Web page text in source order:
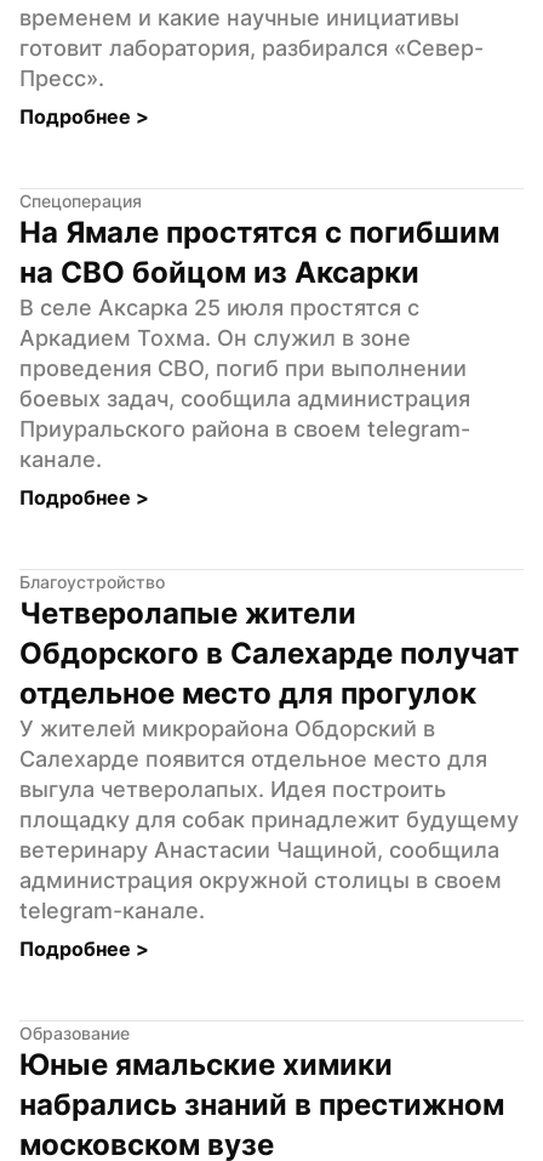
временем и какие научные инициативы
готовит лаборатория, разбирался «Север-
Пресс».
Подробнее >
Спецоперация
На Ямале простятся с погибшим
на СВО бойцом из Аксарки
В селе Аксарка 25 июля простятся с
Аркадием Тохма. Он служил в зоне
проведения СВО, погиб при выполнении
боевых задач, сообщила администрация
Приуральского района в своем telegram-
канале.
Подробнее >
Благоустройство
Четверолапые жители
Обдорского в Салехарде получат
отдельное место для прогулок
У жителей микрорайона Обдорский в
Салехарде появится отдельное место для
выгула четверолапых. Идея построить
площадку для собак принадлежит будущему
ветеринару Анастасии Чащиной, сообщила
администрация окружной столицы в своем
telegram-канале.
Подробнее >
Образование
Юные ямальские химики
набрались знаний в престижном
московском вузе